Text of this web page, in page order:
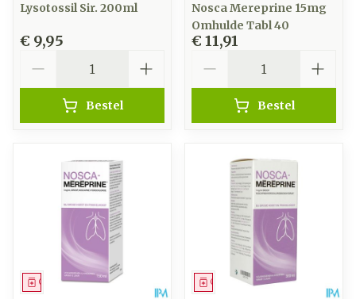
Lysotossil Sir. 200ml
€ 9,95
Bestel
Nosca Mereprine 15mg
Omhulde Tabl 40
€ 11,91
Bestel
Geneesmiddel Geneesmiddel